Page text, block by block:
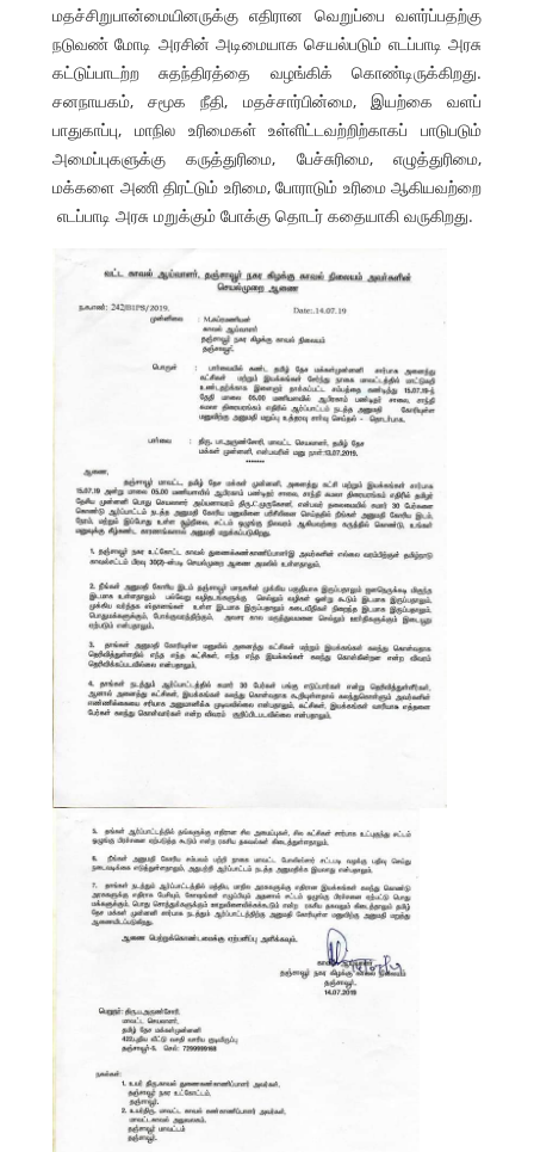
மதச்சிறுபான்மையினருக்கு எதிரான வெறுப்பை வளர்ப்பதற்கு
நடுவண் மோடி அரசின் அடிமையாக செயல்படும் எடப்பாடி அரசு
கட்டுப்பாடற்ற சுதந்திரத்தை வழங்கிக் கொண்டிருக்கிறது.
சனநாயகம், சமூக நீதி, மதச்சார்பின்மை, இயற்கை வளப்
பாதுகாப்பு, மாநில உரிமைகள் உள்ளிட்டவற்றிற்காகப் பாடுபடும்
அமைப்புகளுக்கு கருத்துரிமை, பேச்சுரிமை, எழுத்துரிமை,
மக்களை அணி திரட்டும் உரிமை, போராடும் உரிமை ஆகியவற்றை
எடப்பாடி அரசு மறுக்கும் போக்கு தொடர் கதையாகி வருகிறது.